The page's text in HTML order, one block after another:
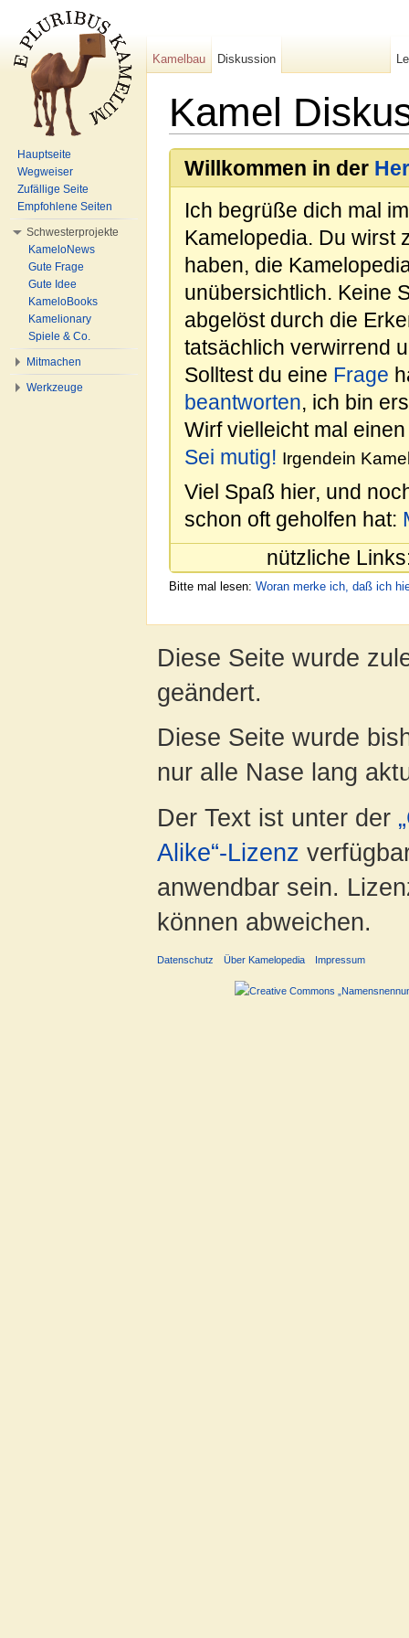
Kamel
Willkommen in der
Ich begrüße dich mal
Kamelopedia. Du wirst
haben, die
unübersichtlich. Keine
abgelöst durch die
tatsächlich verwirrend
Solltest du eine Frage
beantworten, ich bin
Wirf vielleicht mal
Sei mutig! Irgendein
Viel Spaß hier, und
schon oft geholfen hat:
nützliche
Bitte mal lesen: Woran merke ich, daß ich
Kamelbau Diskussion
Hauptseite
Wegweiser
Zufällige Seite
Empfohlene Seiten
Schwesterprojekte
KameloNews
Gute Frage
Gute Idee
KameloBooks
Kamelionary
Spiele & Co.
Mitmachen
Werkzeuge
Diese Seite wurde
geändert.
Diese Seite wurde
nur alle Nase lang
Der Text ist unter der
Alike“-Lizenz
anwendbar sein.
können abweichen.
Datenschutz Über Kamelopedia Impressum